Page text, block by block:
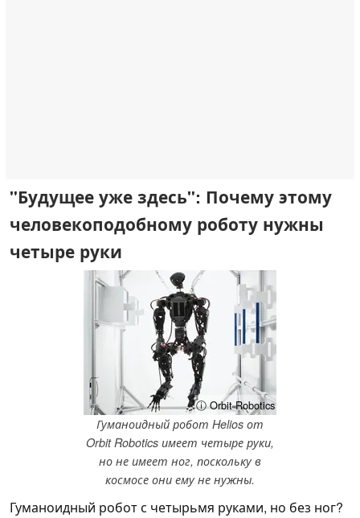
"Будущее уже здесь": Почему этому
человекоподобному роботу нужны
четыре руки
ⓘ Orbit Robotics
Гуманоидный робот Helios от
Orbit Robotics имеет четыре руки,
но не имеет ног, поскольку в
космосе они ему не нужны.
Гуманоидный робот с четырьмя руками, но без ног?